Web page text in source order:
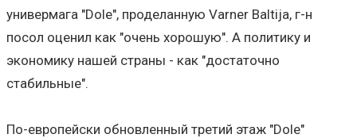
универмага "Dole", проделанную Varner Baltija, г-н
посол оценил как "очень хорошую". А политику и
экономику нашей страны - как "достаточно
стабильные".
По-европейски обновленный третий этаж "Dole"